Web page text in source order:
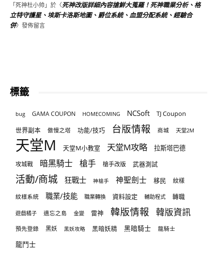
「死神杜小帅 」於〈死神改版詳細內容搶鮮大蒐羅！死神職業分析、格
立特守護星、埃斯卡洛斯地圖、爵位系統、血盟分配系統、經驗合
併〉發佈留言
標籤
bug GAMA COUPON HOMECOMING NCSoft
TJ Coupon
世界副本
傲慢之塔 功能/技巧 台版情報 商城 天堂2M
天堂M 天堂M小教室 天堂M攻略 拉斯塔巴德
攻城戰 暗黑騎士 槍手 槍手改版 武器測試
活動/商城 狂戰士 神槍手 神聖劍士 移民 紋樣
紋樣系統 職業/技能 職業轉換 資料設定 輔助程式 轉職
遊戲橘子 遺忘之島 金變 雷神 韓版情報 韓版資訊
預先登錄 黑妖 黑妖攻略 黑暗妖精 黑暗騎士 龍騎士
龍鬥士